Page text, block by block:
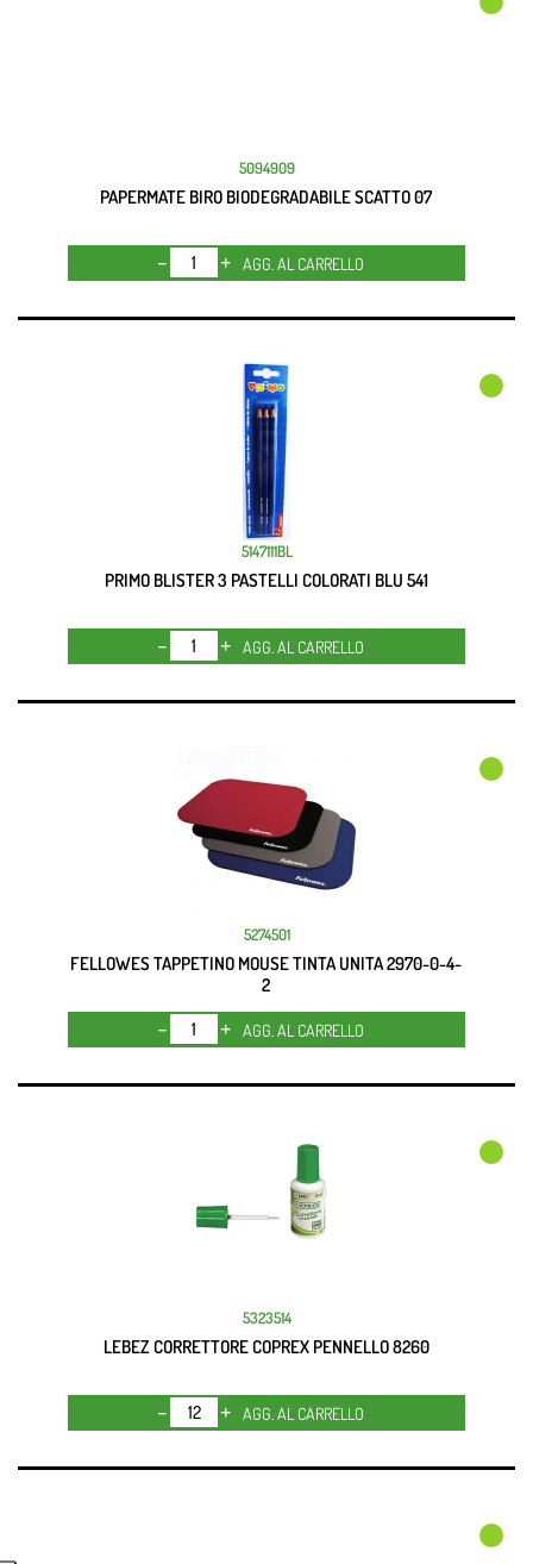
5094909
PAPERMATE BIRO BIODEGRADABILE SCATTO 07
Quantità
AGG. AL CARRELLO
5147111BL
PRIMO BLISTER 3 PASTELLI COLORATI BLU 541
Quantità
AGG. AL CARRELLO
5274501
FELLOWES TAPPETINO MOUSE TINTA UNITA 2970-0-4-
2
Quantità
AGG. AL CARRELLO
5323514
LEBEZ CORRETTORE COPREX PENNELLO 8260
Quantità
AGG. AL CARRELLO